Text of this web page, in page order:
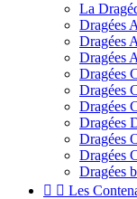
La
Dragées
Dragées
Dragées
Dragées
Dragées
Dragées
Dragées
Dragées
Dragées
Dragées
  Les